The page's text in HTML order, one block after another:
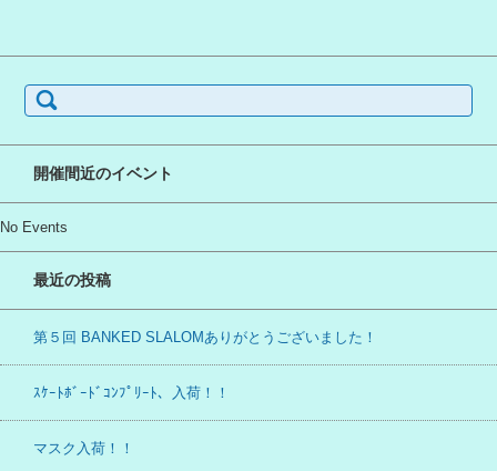
索:
開催間近のイベント
No Events
最近の投稿
第５回 BANKED SLALOMありがとうございました！
ｽｹｰﾄﾎﾞｰﾄﾞｺﾝﾌﾟﾘｰﾄ、入荷！！
マスク入荷！！